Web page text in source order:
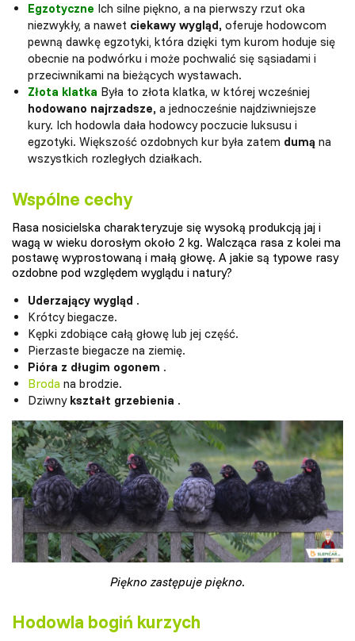
Egzotyczne Ich silne piękno, a na pierwszy rzut oka
niezwykły, a nawet ciekawy wygląd, oferuje hodowcom
pewną dawkę egzotyki, która dzięki tym kurom hoduje się
obecnie na podwórku i może pochwalić się sąsiadami i
przeciwnikami na bieżących wystawach.
Złota klatka Była to złota klatka, w której wcześniej
hodowano najrzadsze, a jednocześnie najdziwniejsze
kury. Ich hodowla dała hodowcy poczucie luksusu i
egzotyki. Większość ozdobnych kur była zatem dumą na
wszystkich rozległych działkach.
Wspólne cechy
Rasa nosicielska charakteryzuje się wysoką produkcją jaj i
wagą w wieku dorosłym około 2 kg. Walcząca rasa z kolei ma
postawę wyprostowaną i małą głowę. A jakie są typowe rasy
ozdobne pod względem wyglądu i natury?
Uderzający wygląd .
Krótcy biegacze.
Kępki zdobiące całą głowę lub jej część.
Pierzaste biegacze na ziemię.
Pióra z długim ogonem .
Broda na brodzie.
Dziwny kształt grzebienia .
Piękno zastępuje piękno.
Hodowla bogiń kurzych